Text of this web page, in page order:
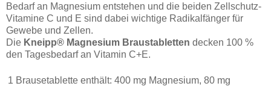
Bedarf an Magnesium entstehen und die beiden Zellschutz-
Vitamine C und E sind dabei wichtige Radikalfänger für
Gewebe und Zellen.
Die Kneipp® Magnesium Braustabletten decken 100 %
den Tagesbedarf an Vitamin C+E.
1 Brausetablette enthält: 400 mg Magnesium, 80 mg